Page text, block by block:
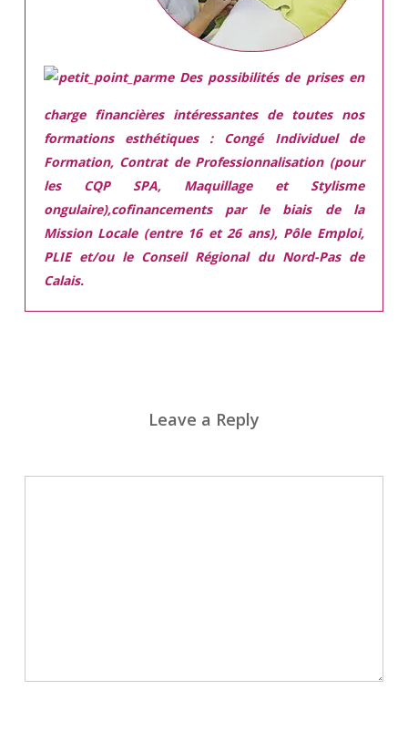
Des possibilités de prises en
charge financières intéressantes de toutes nos
formations esthétiques :Congé Individuel de
Formation, Contrat de Professionnalisation (pour
les CQP SPA, Maquillage et Stylisme
ongulaire),cofinancements par le biais de la
Mission Locale (entre 16 et 26 ans), Pôle Emploi,
PLIE et/ou le Conseil Régional du Nord-Pas de
Calais.
Leave a Reply